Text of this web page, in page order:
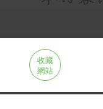
收藏
網站